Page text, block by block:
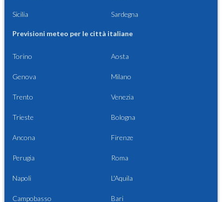
Sicilia Sardegna
Previsioni meteo per le città italiane
Torino Aosta
Genova Milano
Trento Venezia
Trieste Bologna
Ancona Firenze
Perugia Roma
Napoli L'Aquila
Campobasso Bari